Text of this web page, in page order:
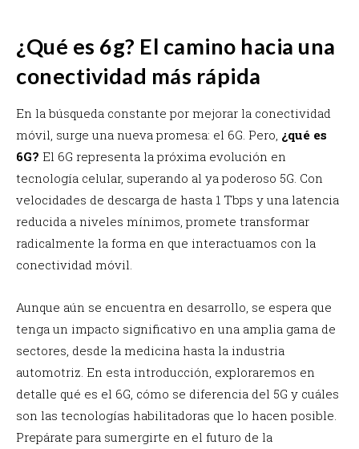
¿Qué es 6g? El camino hacia una
conectividad más rápida
En la búsqueda constante por mejorar la conectividad
móvil, surge una nueva promesa: el 6G. Pero, ¿qué es
6G? El 6G representa la próxima evolución en
tecnología celular, superando al ya poderoso 5G. Con
velocidades de descarga de hasta 1 Tbps y una latencia
reducida a niveles mínimos, promete transformar
radicalmente la forma en que interactuamos con la
conectividad móvil.
Aunque aún se encuentra en desarrollo, se espera que
tenga un impacto significativo en una amplia gama de
sectores, desde la medicina hasta la industria
automotriz. En esta introducción, exploraremos en
detalle qué es el 6G, cómo se diferencia del 5G y cuáles
son las tecnologías habilitadoras que lo hacen posible.
Prepárate para sumergirte en el futuro de la